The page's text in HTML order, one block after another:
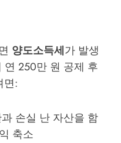
양도소득세가 발생
250만 원 공제 후
면:
손실 난 자산을 함
축소